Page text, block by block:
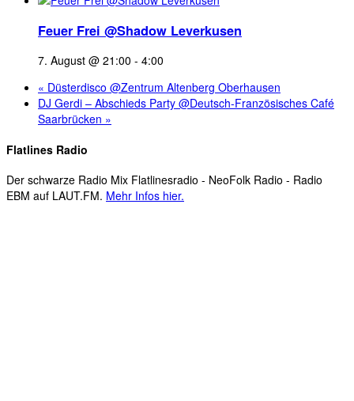
Feuer Frei @Shadow Leverkusen
7. August @ 21:00 - 4:00
« Düsterdisco @Zentrum Altenberg Oberhausen
DJ Gerdi – Abschieds Party @Deutsch-Französisches Café
Saarbrücken »
Flatlines Radio
Der schwarze Radio Mix Flatlinesradio - NeoFolk Radio - Radio
EBM auf LAUT.FM. Mehr Infos hier.